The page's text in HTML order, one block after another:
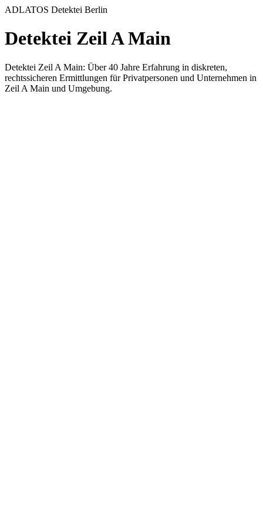
ADLATOS Detektei Berlin
Detektei Zeil A Main
Detektei Zeil A Main: Über 40 Jahre Erfahrung in diskreten,
rechtssicheren Ermittlungen für Privatpersonen und Unternehmen in
Zeil A Main und Umgebung.